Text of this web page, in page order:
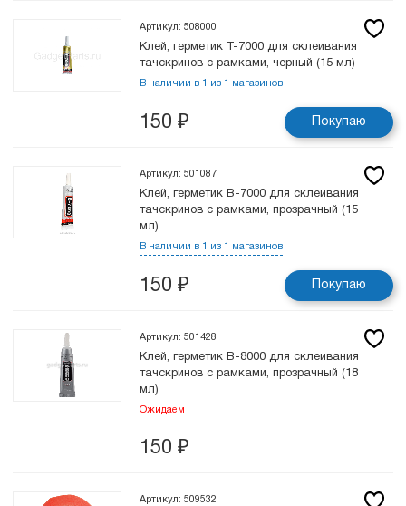
Артикул: 508000
Клей, герметик T-7000 для склеивания
тачскринов с рамками, черный (15 мл)
В наличии в 1 из 1 магазинов
150 ₽ Покупаю
Артикул: 501087
Клей, герметик B-7000 для склеивания
тачскринов с рамками, прозрачный (15
мл)
В наличии в 1 из 1 магазинов
150 ₽ Покупаю
Артикул: 501428
Клей, герметик B-8000 для склеивания
тачскринов с рамками, прозрачный (18
мл)
Ожидаем
150 ₽
Артикул: 509532